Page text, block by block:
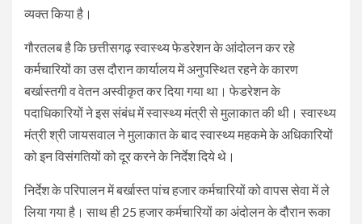
व्यक्त किया है।
गौरतलब है कि छत्तीसगढ़ स्वास्थ्य फेडरेशन के आंदोलन कर रहे
कर्मचारियों का उस दौरान कार्यालय में अनुपस्थित रहने के कारण
बर्खास्तगी व वेतन अस्वीकृत कर दिया गया था। फेडरेशन के
पदाधिकारियों ने इस संबंध में स्वास्थ्य मंत्री से मुलाकात की थी। स्वास्थ्य
मंत्री श्री जायसवाल ने मुलाकात के बाद स्वास्थ्य महकमे के अधिकारियों
को इन विसंगतियों को दूर करने के निर्देश दिये थे।
निर्देश के परिपालन में बर्खास्त पांच हजार कर्मचारियों को वापस सेवा में ले
लिया गया है। साथ ही 25 हजार कर्मचारियों का अंदोलन के दौरान रूका